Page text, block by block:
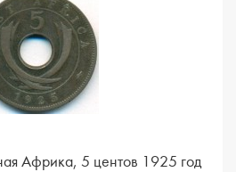
Африка, 5 центов 1925 год